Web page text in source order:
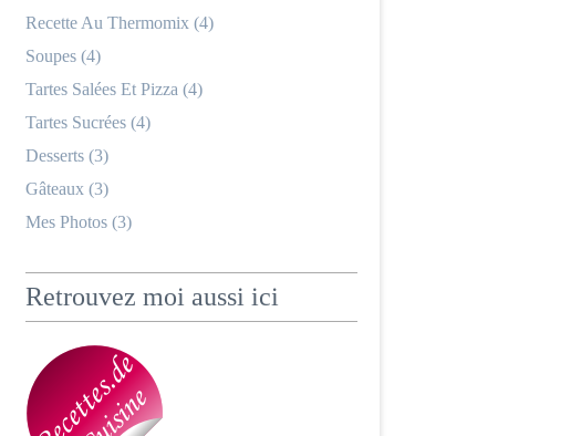
Recette Au Thermomix (4)
Soupes (4)
Tartes Salées Et Pizza (4)
Tartes Sucrées (4)
Desserts (3)
Gâteaux (3)
Mes Photos (3)
Retrouvez moi aussi ici